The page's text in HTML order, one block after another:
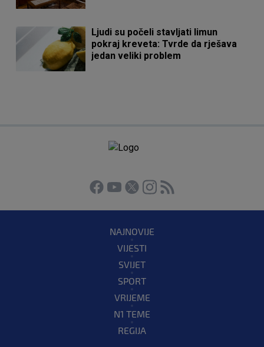
Ljudi su počeli stavljati limun
pokraj kreveta: Tvrde da rješava
jedan veliki problem
NAJNOVIJE
VIJESTI
SVIJET
SPORT
VRIJEME
N1 TEME
REGIJA